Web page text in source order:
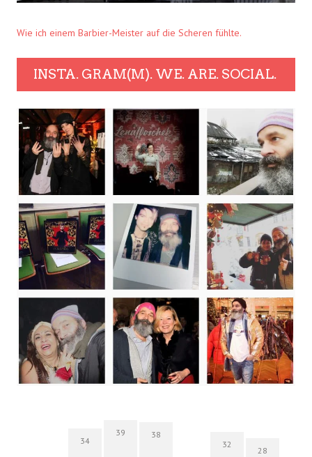
Wie ich einem Barbier-Meister auf die Scheren fühlte.
INSTA. GRAM(M). WE. ARE. SOCIAL.
34
39 38
32
28